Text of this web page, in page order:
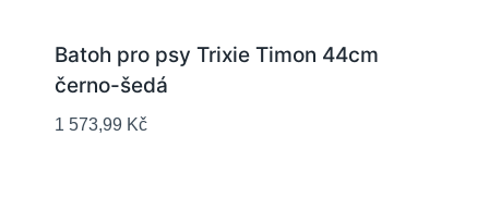
Batoh pro psy Trixie Timon 44cm
černo-šedá
1 573,99 Kč